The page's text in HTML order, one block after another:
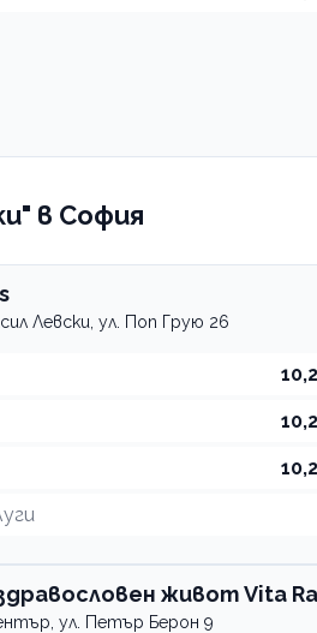
в София
Левски, ул. Поп Грую 26
живот Vita
ул. Петър Берон 9